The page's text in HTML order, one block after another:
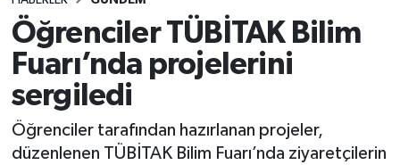
Öğrenciler TÜBİTAK Bilim
Fuarı’nda projelerini
sergiledi
Öğrenciler tarafından hazırlanan projeler,
düzenlenen TÜBİTAK Bilim Fuarı’nda ziyaretçilerin
EĞİTİM
EKONOMİ
GÖKTÜRK
Son Dakika Haberleri
Haber Arşivi